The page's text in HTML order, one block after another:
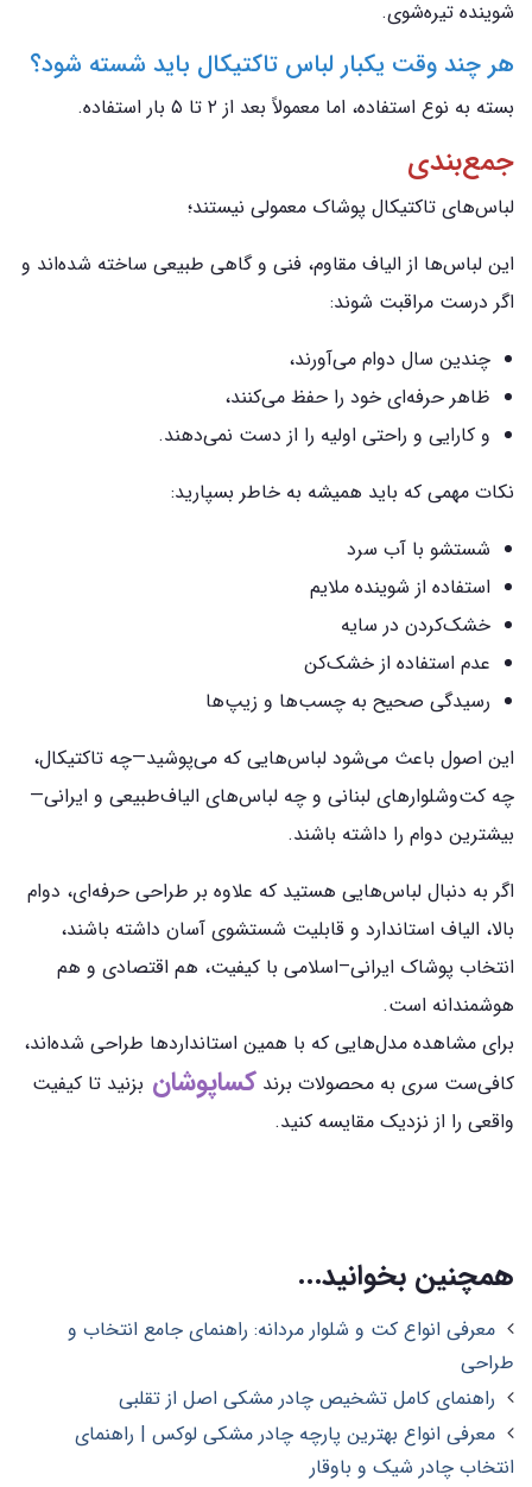
شوینده تیره‌شوی.
هر چند وقت یکبار لباس تاکتیکال باید شسته شود؟
بسته به نوع استفاده، اما معمولاً بعد از ۲ تا ۵ بار استفاده.
جمع‌بندی
لباس‌های تاکتیکال پوشاک معمولی نیستند؛
این لباس‌ها از الیاف مقاوم، فنی و گاهی طبیعی ساخته شده‌اند و
اگر درست مراقبت شوند:
چندین سال دوام می‌آورند،
ظاهر حرفه‌ای خود را حفظ می‌کنند،
و کارایی و راحتی اولیه را از دست نمی‌دهند.
نکات مهمی که باید همیشه به خاطر بسپارید:
شستشو با آب سرد
استفاده از شوینده ملایم
خشک‌کردن در سایه
عدم استفاده از خشک‌کن
رسیدگی صحیح به چسب‌ها و زیپ‌ها
این اصول باعث می‌شود لباس‌هایی که می‌پوشید—چه تاکتیکال،
چه کت‌وشلوارهای لبنانی و چه لباس‌های الیاف‌طبیعی و ایرانی—
بیشترین دوام را داشته باشند.
اگر به دنبال لباس‌هایی هستید که علاوه بر طراحی حرفه‌ای، دوام
بالا، الیاف استاندارد و قابلیت شستشوی آسان داشته باشند،
انتخاب پوشاک ایرانی–اسلامی با کیفیت، هم اقتصادی و هم
هوشمندانه است.
برای مشاهده مدل‌هایی که با همین استانداردها طراحی شده‌اند،
کافی‌ست سری به محصولات برند کساپوشان بزنید تا کیفیت
واقعی را از نزدیک مقایسه کنید.
همچنین بخوانید...
معرفی انواع کت و شلوار مردانه: راهنمای جامع انتخاب و
طراحی
راهنمای کامل تشخیص چادر مشکی اصل از تقلبی
معرفی انواع بهترین پارچه چادر مشکی لوکس | راهنمای
انتخاب چادر شیک و باوقار